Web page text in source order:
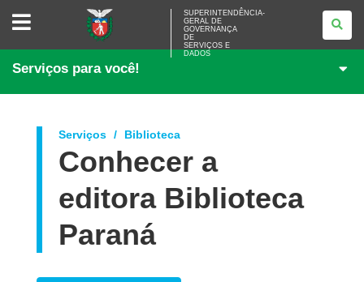
SUPERINTENDÊNCIA-
<BR>GOVERNANÇA
SERVIÇOS
DADOS
SUPERINTENDÊNCIA-
GERAL DE
GOVERNANÇA
DE
SERVIÇOS E
DADOS
Serviços para você!
Serviços Biblioteca
Conhecer a
editora Biblioteca
Paraná